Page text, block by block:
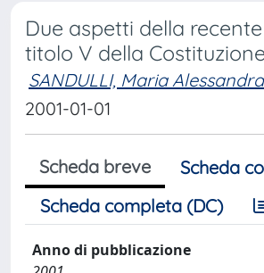
Due aspetti della
titolo V della Costituzione
SANDULLI, Maria Alessandra
2001-01-01
Scheda breve
Scheda
Scheda completa (DC)
Anno di pubblicazione